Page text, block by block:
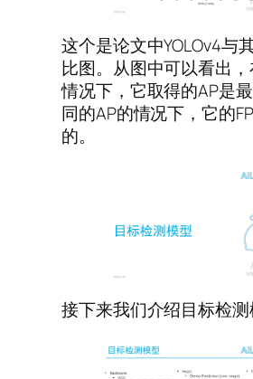
这个是论文中YOLOv4与
比图。从图中可以看出，
情况下，它取得的AP是
同的AP的情况下，它的
的。
接下来我们介绍目标检测